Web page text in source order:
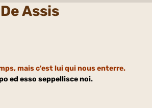
Assis
mais c'est lui qui nous enterre.
ed esso seppellisce noi.